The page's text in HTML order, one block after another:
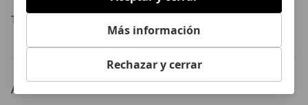
Transmisión
Chevrolet Camaro Automático
Año
Más información
Rechazar y cerrar